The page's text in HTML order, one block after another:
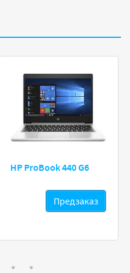
HP ProBook 440 G6
Предзаказ